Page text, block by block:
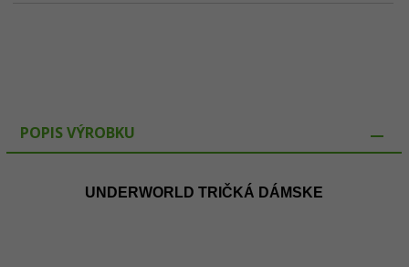
POPIS VÝROBKU
UNDERWORLD TRIČKÁ DÁMSKE